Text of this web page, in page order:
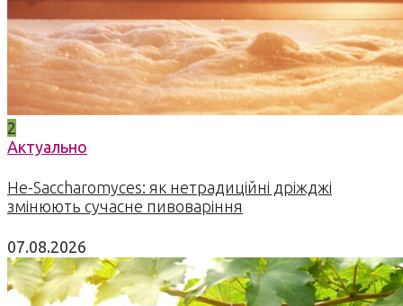
2
Актуально
Не-Saccharomyces: як нетрадиційні дріжджі
змінюють сучасне пивоваріння
07.08.2026